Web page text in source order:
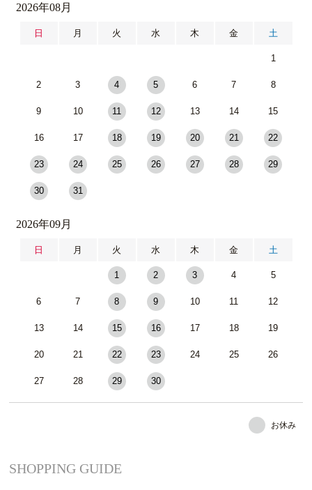
2026年08月
日 月 火 水 木 金 土
1
2 3 4 5 6 7 8
9 10 11 12 13 14 15
16 17 18 19 20 21 22
23 24 25 26 27 28 29
30 31
2026年09月
日 月 火 水 木 金 土
1 2 3 4 5
6 7 8 9 10 11 12
13 14 15 16 17 18 19
20 21 22 23 24 25 26
27 28 29 30
お休み
SHOPPING GUIDE